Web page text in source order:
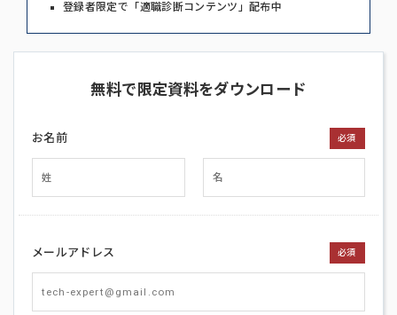
登録者限定で「適職診断コンテンツ」配布中
無料で限定資料をダウンロード
お名前 必須
メールアドレス 必須